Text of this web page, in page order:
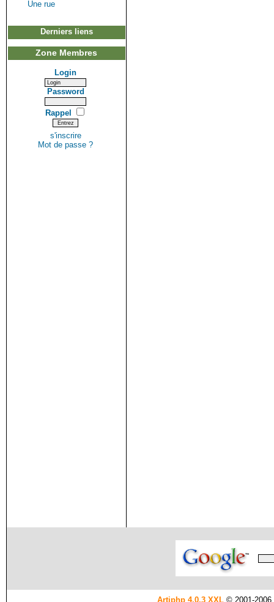
Une rue
Derniers liens
Zone Membres
Login
Password
Rappel
s'inscrire
Mot de passe ?
Artiphp 4.0.3 XXL © 2001-